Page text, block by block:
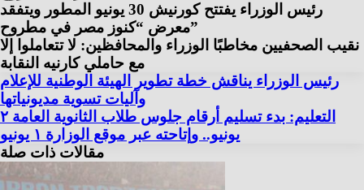
رئيس الوزراء يفتتح كورنيش 30 يونيو المطور ويتفقد
معرض “كنوز مصر في مطروح”
نقيب الصحفيين مخاطبًا الوزراء والمحافظين: لا تتعاملوا إلا
مع حاملي كارنيه النقابة
رئيس الوزراء يناقش خطة تطوير الهيئة الوطنية للإعلام
وآليات تسوية مديونياتها
التعليم: بدء تسليم أرقام جلوس طلاب الثانوية العامة ٢
يونيو.. وإتاحته عبر موقع الوزارة ١ يونيو
مقالات ذات صلة